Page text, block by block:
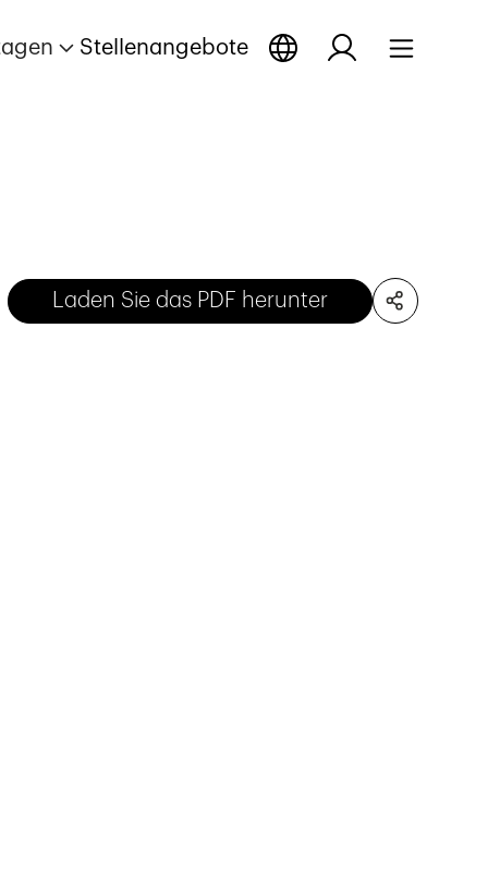
Stellenangebote
Laden Sie das PDF herunter